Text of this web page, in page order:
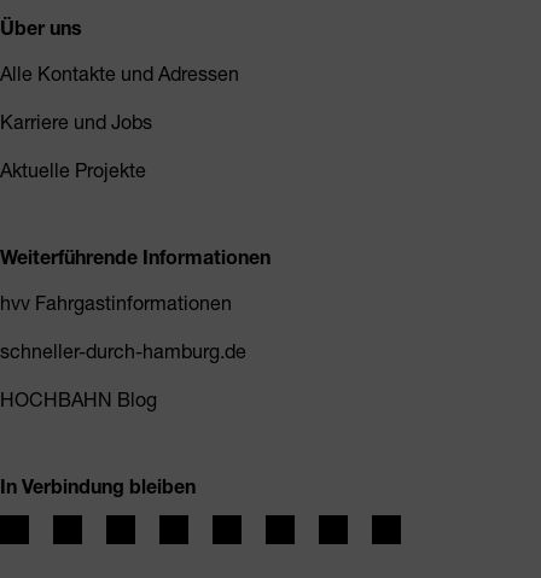
Über uns
Alle Kontakte und Adressen
Karriere und Jobs
Aktuelle Projekte
Weiterführende Informationen
hvv Fahrgastinformationen
schneller-durch-hamburg.de
HOCHBAHN Blog
In Verbindung bleiben